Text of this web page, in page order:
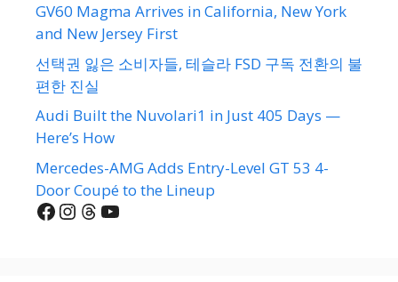
GV60 Magma Arrives in California, New York
and New Jersey First
선택권 잃은 소비자들, 테슬라 FSD 구독 전환의 불
편한 진실
Audi Built the Nuvolari1 in Just 405 Days —
Here’s How
Mercedes-AMG Adds Entry-Level GT 53 4-
Door Coupé to the Lineup
Facebook
Instagram
Threads
YouTube